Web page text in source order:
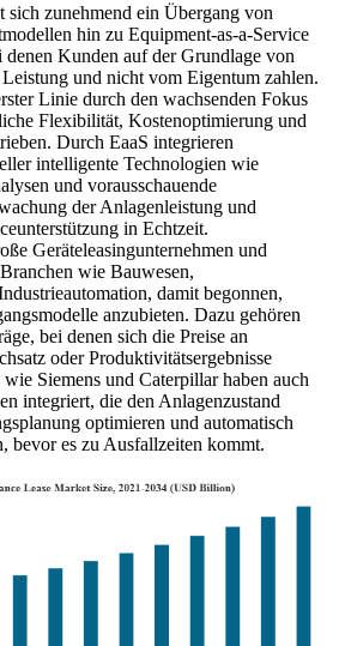
zunehmend ein Übergang von
hin zu Equipment-as-a-Service
denen Kunden auf der Grundlage von
und nicht vom Eigentum zahlen.
Linie durch den wachsenden Fokus
Flexibilität, Kostenoptimierung und
Durch EaaS integrieren
intelligente Technologien wie
und vorausschauende
der Anlagenleistung und
in Echtzeit.
Geräteleasingunternehmen und
wie Bauwesen,
damit begonnen,
anzubieten. Dazu gehören
bei denen sich die Preise an
oder Produktivitätsergebnisse
Siemens und Caterpillar haben auch
integriert, die den Anlagenzustand
optimieren und automatisch
bevor es zu Ausfallzeiten kommt.